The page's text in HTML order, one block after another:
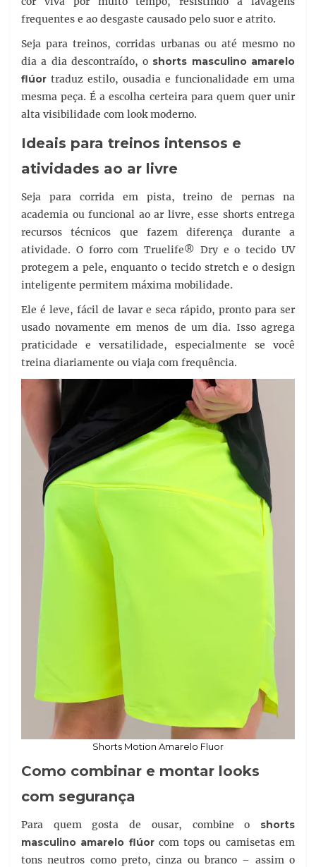
frequentes e ao desgaste causado pelo suor e atrito.
Seja para treinos, corridas urbanas ou até mesmo no
dia a dia descontraído, o shorts masculino amarelo
flúor traduz estilo, ousadia e funcionalidade em uma
mesma peça. É a escolha certeira para quem quer unir
alta visibilidade com look moderno.
Ideais para treinos intensos e
atividades ao ar livre
Seja para corrida em pista, treino de pernas na
academia ou funcional ao ar livre, esse shorts entrega
recursos técnicos que fazem diferença durante a
atividade. O forro com Truelife® Dry e o tecido UV
protegem a pele, enquanto o tecido stretch e o design
inteligente permitem máxima mobilidade.
Ele é leve, fácil de lavar e seca rápido, pronto para ser
usado novamente em menos de um dia. Isso agrega
praticidade e versatilidade, especialmente se você
treina diariamente ou viaja com frequência.
Shorts Motion Amarelo Fluor
Como combinar e montar looks
com segurança
Para quem gosta de ousar, combine o shorts
masculino amarelo flúorcom tops ou camisetas em
tons neutros como preto, cinza ou branco – assim o